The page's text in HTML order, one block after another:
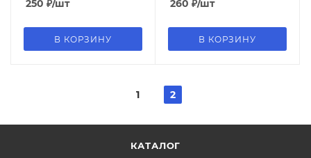
250 ₽/шт
В КОРЗИНУ
260 ₽/шт
В КОРЗИНУ
1 2
КАТАЛОГ